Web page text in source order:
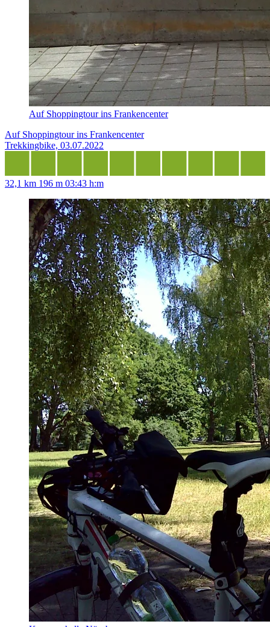
Auf Shoppingtour ins Frankencenter
Auf Shoppingtour ins Frankencenter
Trekkingbike, 03.07.2022
32,1 km 196 m 03:43 h:m